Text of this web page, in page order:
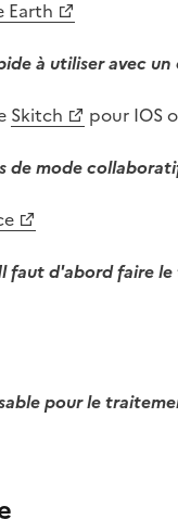
Earth
à utiliser avec
Skitch
pour IOS
de mode
faut d'abord faire
pour le